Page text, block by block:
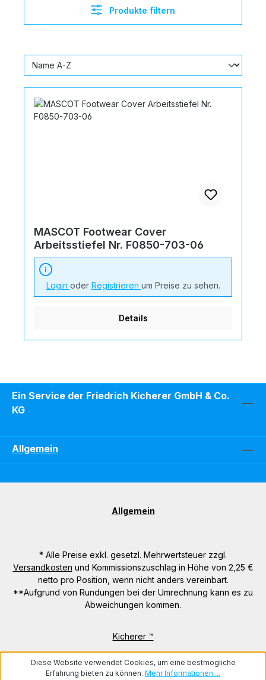
Produkte filtern
MASCOT Footwear Cover
Arbeitsstiefel Nr. F0850-703-06
Login oder Registrieren um Preise zu sehen.
Details
Ein Service der Friedrich Kicherer GmbH & Co.
KG
Allgemein
Allgemein
* Alle Preise exkl. gesetzl. Mehrwertsteuer zzgl.
Versandkosten und Kommissionszuschlag in Höhe von 2,25 €
netto pro Position, wenn nicht anders vereinbart.
**Aufgrund von Rundungen bei der Umrechnung kann es zu
Abweichungen kommen.
Kicherer ™
Diese Website verwendet Cookies, um eine bestmögliche
Erfahrung bieten zu können. Mehr Informationen ...